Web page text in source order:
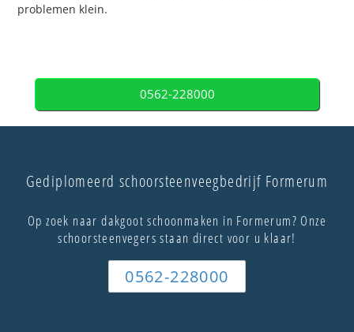
problemen klein.
0562-228000
Gediplomeerd schoorsteenveegbedrijf Formerum
Op zoek naar dakgoot schoonmaken in Formerum? Onze
schoorsteenvegers staan direct voor u klaar!
0562-228000